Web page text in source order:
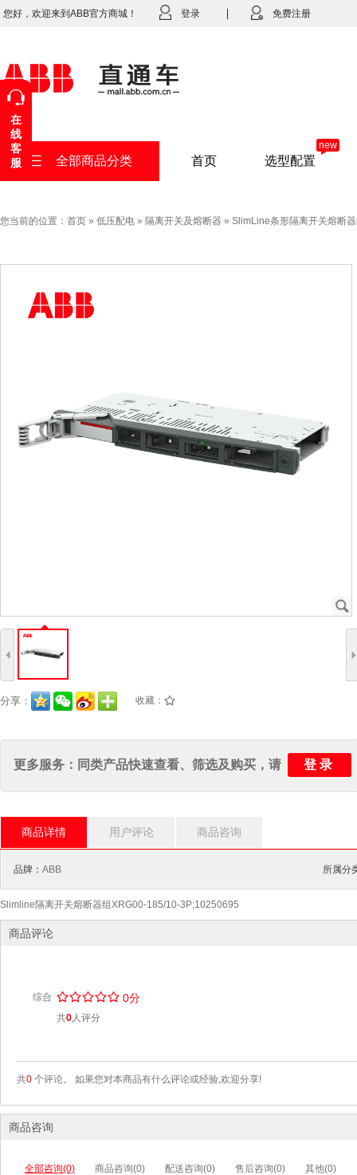
您好，欢迎来到ABB官方商城！ 登录 免费注册
全部商品分类 首页 选型配置
new
您当前的位置： 首页 » 低压配电 » 隔离开关及熔断器 » SlimLine条形隔离开关熔断
J
4
分享： 收藏： /
更多服务：同类产品快速查看、筛选及购买，请 登录
商品详情 用户评论 商品咨询
品牌： ABB 所属分
Slimline隔离开关熔断器组XRG00-185/10-3P;10250695
商品评论
综合 /////
..... 0分
共0人评分
共0 个评论。 如果您对本商品有什么评论或经验,欢迎分享!
商品咨询
全部咨询(0) 商品咨询(0) 配送咨询(0) 售后咨询(0) 其他(0)
在
线
客
服